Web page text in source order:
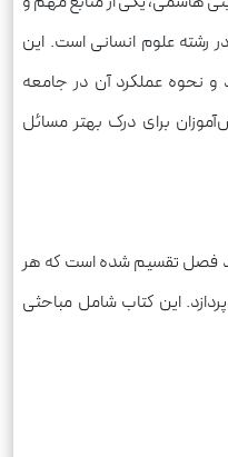
رشته علوم انسانی است. این
و نحوه عملکرد آن در جامعه
برای درک بهتر مسائل
فصل تقسیم شده است که هر
این کتاب شامل مباحثی